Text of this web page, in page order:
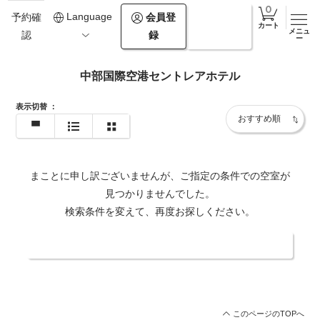
予約確
認
Language
会員登
録
カート
メニュ
ー
中部国際空港セントレアホテル
表示切替 ：
まことに申し訳ございませんが、ご指定の条件での空室が
見つかりませんでした。
検索条件を変えて、再度お探しください。
このページのTOPへ